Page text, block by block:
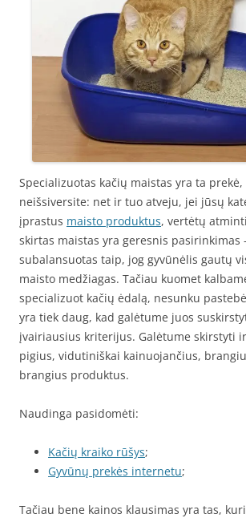
Specializuotas kačių maistas yra ta
neišsiversite: net ir tuo atveju, jei jūsų
įprastus maisto produktus, vertėtų
skirtas maistas yra geresnis pasirinkimas
subalansuotas taip, jog gyvūnėlis gautų
maisto medžiagas. Tačiau kuomet
specializuot kačių ėdalą, nesunku
yra tiek daug, kad galėtume juos
įvairiausius kriterijus. Galėtume skirstyti
pigius, vidutiniškai kainuojančius,
brangius produktus.
Naudinga pasidomėti:
Kačių kraiko rūšys;
Gyvūnų prekės internetu;
Tačiau bene kainos klausimas yra tas,